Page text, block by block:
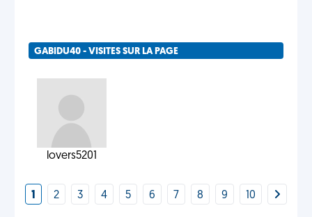
GABIDU40 - VISITES SUR LA PAGE
lovers5201
1 2 3 4 5 6 7 8 9 10